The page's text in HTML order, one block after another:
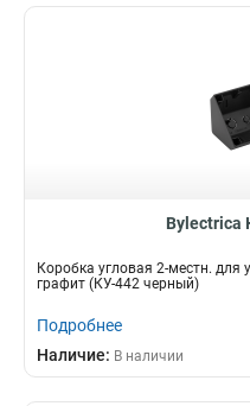
Bylectrica
Коробка угловая 2-местн. для
графит (КУ-442 черный)
Подробнее
Наличие: В наличии